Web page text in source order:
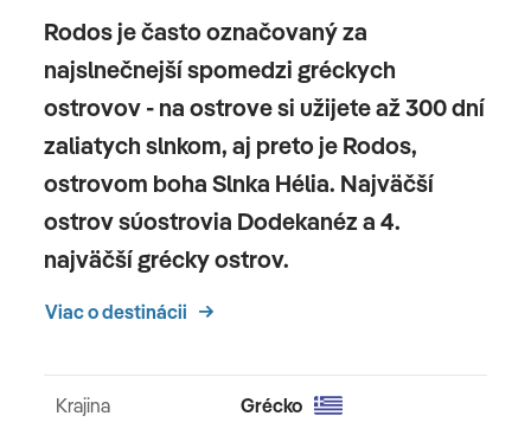
Rodos je často označovaný za
najslnečnejší spomedzi gréckych
ostrovov - na ostrove si užijete až 300 dní
zaliatych slnkom, aj preto je Rodos,
ostrovom boha Slnka Hélia. Najväčší
ostrov súostrovia Dodekanéz a 4.
najväčší grécky ostrov.
Viac o destinácii
Krajina Grécko